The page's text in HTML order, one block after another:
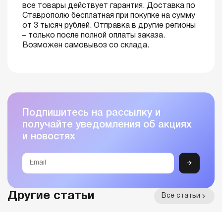
все товары действует гарантия. Доставка по
Ставрополю бесплатная при покупке на сумму
от 3 тысяч рублей. Отправка в другие регионы
– только после полной оплаты заказа.
Возможен самовывоз со склада.
Подпишитесь на рассылку и
получайте уведомления об акциях
и новостях
Другие статьи Все статьи